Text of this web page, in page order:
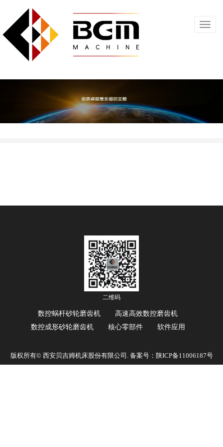
二维码
数控蜗杆砂轮磨齿机
高速高效数控磨齿机
数控成形砂轮磨齿机
核心零部件 软件应用
版权所有© 西安贝吉姆机床股份有限公司. 备案号： 陕ICP备11006187号